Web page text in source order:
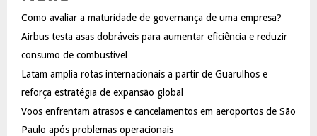
o
r
:
R
Como avaliar a maturidade de governança de uma empresa?
Airbus testa asas dobráveis para aumentar eficiência e reduzir
consumo de combustível
Latam amplia rotas internacionais a partir de Guarulhos e
reforça estratégia de expansão global
Voos enfrentam atrasos e cancelamentos em aeroportos de São
Paulo após problemas operacionais